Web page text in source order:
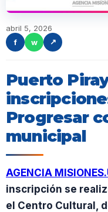
abril 5, 2026
f
w ↗
Puerto
Progresar
municipal
AGENCIA
inscripción se
el Centro Cultural,